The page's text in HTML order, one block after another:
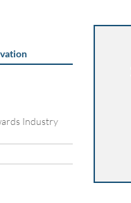
Industry